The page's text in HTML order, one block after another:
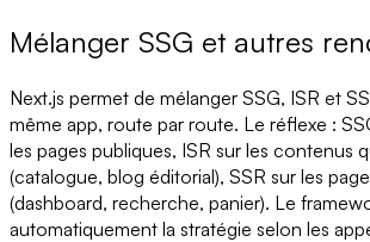
Mélanger SSG et autres
Next.js permet de mélanger SSG, ISR et
même app, route par route. Le réflexe :
les pages publiques, ISR sur les contenus
(catalogue, blog éditorial), SSR sur les
(dashboard, recherche, panier). Le
automatiquement la stratégie selon les